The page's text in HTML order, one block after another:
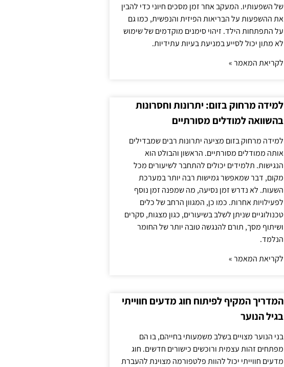
של השפעותיו. המעקב אחר זמן מסכים חיוני כדי להבין
את ההשפעות על הבריאות הפיזית והנפשית, כמו גם
על התפתחות הילד. זיהוי סימנים מוקדמים של שימוש
לא מתון יכול לסייע במניעת בעיות עתידיות.
לקריאת המאמר »
למידה מרחוק בזום: יתרונות וחסרונות
בהשוואה למודלים מסורתיים
למידה מרחוק בזום מציעה יתרונות רבים שמבדילים
אותה ממודלים מסורתיים. הראשון והבולט הוא
הנגישות. תלמידים יכולים להתחבר לשיעורים מכל
מקום, דבר שמאפשר גמישות רבה יותר במערכת
השעות. לא נדרש זמן נסיעה, מה שמפנה זמן נוסף
לפעילויות אחרות. כמו כן, המגוון הרחב של כלים
טכנולוגיים שניתן לשלב בשיעורים, כגון מצגות, סקרים
ושיתוף מסך, תורם להנגשה טובה יותר של החומר
הנלמד.
לקריאת המאמר »
המדריך המקיף לפיתוח חוג מדעים חווייתי
בגיל הנוער
בני הנוער מצויים בשלב משמעותי בחייהם, בו הם
מפתחים זהות עצמית ורוכשים כישורים חדשים. חוג
מדעים חווייתי יכול להוות פלטפורמה מצוינת להעברת